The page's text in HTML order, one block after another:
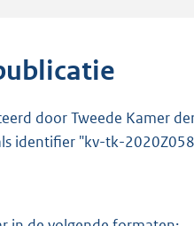
n
d
door Tweede Kamer
identifier "kv-tk-